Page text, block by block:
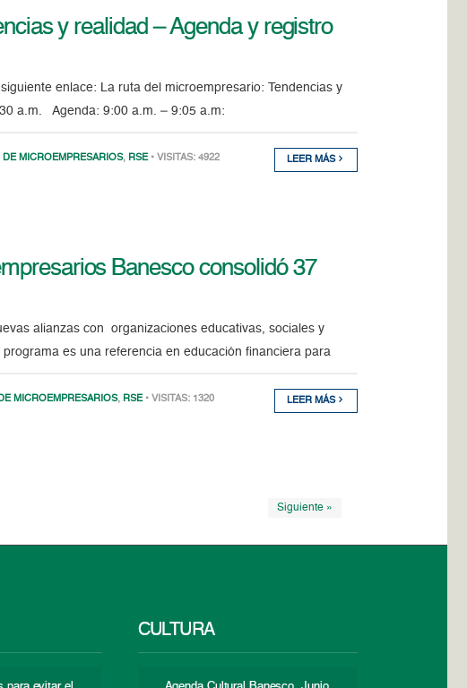
y realidad – Agenda y registro
enlace: La ruta del microempresario: Tendencias y
a.m. Agenda: 9:00 a.m. – 9:05 a.m:
MICROEMPRESARIOS, RSE • VISITAS: 4922 LEER MÁS
Banesco consolidó 37
alianzas con organizaciones educativas, sociales y
es una referencia en educación financiera para
MICROEMPRESARIOS, RSE • VISITAS: 1320 LEER MÁS
Siguiente »
CULTURA